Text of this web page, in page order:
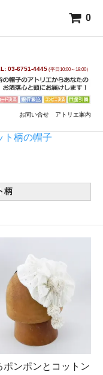
0
03-6751-4445 (平日10:00～18:00）
お問い合せ アトリエ案内
ト柄の帽子
柄
ポンポンとコットン